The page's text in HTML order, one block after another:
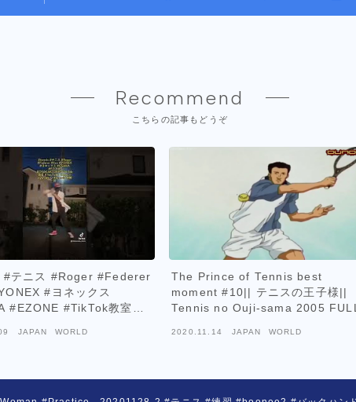
Recommend
こちらの記事もどうぞ
テニス #Roger #Federer
#ヨネックス
#EZONE #TikTok教室
JAPAN WORLD
The Prince of Tennis best
moment #10|| テニスの王子様||
Tennis no Ouji-sama 2005 FULL
2020.11.14 JAPAN WORLD